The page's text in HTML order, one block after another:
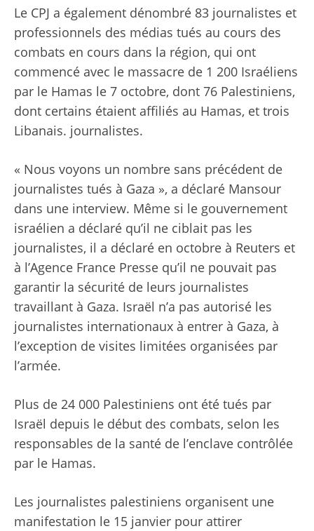
Le CPJ a également dénombré 83 journalistes et
professionnels des médias tués au cours des
combats en cours dans la région, qui ont
commencé avec le massacre de 1 200 Israéliens
par le Hamas le 7 octobre, dont 76 Palestiniens,
dont certains étaient affiliés au Hamas, et trois
Libanais. journalistes.
« Nous voyons un nombre sans précédent de
journalistes tués à Gaza », a déclaré Mansour
dans une interview. Même si le gouvernement
israélien a déclaré qu’il ne ciblait pas les
journalistes, il a déclaré en octobre à Reuters et
à l’Agence France Presse qu’il ne pouvait pas
garantir la sécurité de leurs journalistes
travaillant à Gaza. Israël n’a pas autorisé les
journalistes internationaux à entrer à Gaza, à
l’exception de visites limitées organisées par
l’armée.
Plus de 24 000 Palestiniens ont été tués par
Israël depuis le début des combats, selon les
responsables de la santé de l’enclave contrôlée
par le Hamas.
Les journalistes palestiniens organisent une
manifestation le 15 janvier pour attirer